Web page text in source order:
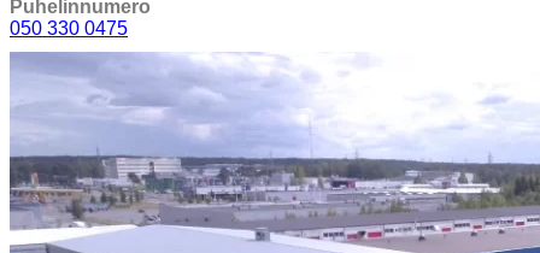
Puhelinnumero
050 330 0475